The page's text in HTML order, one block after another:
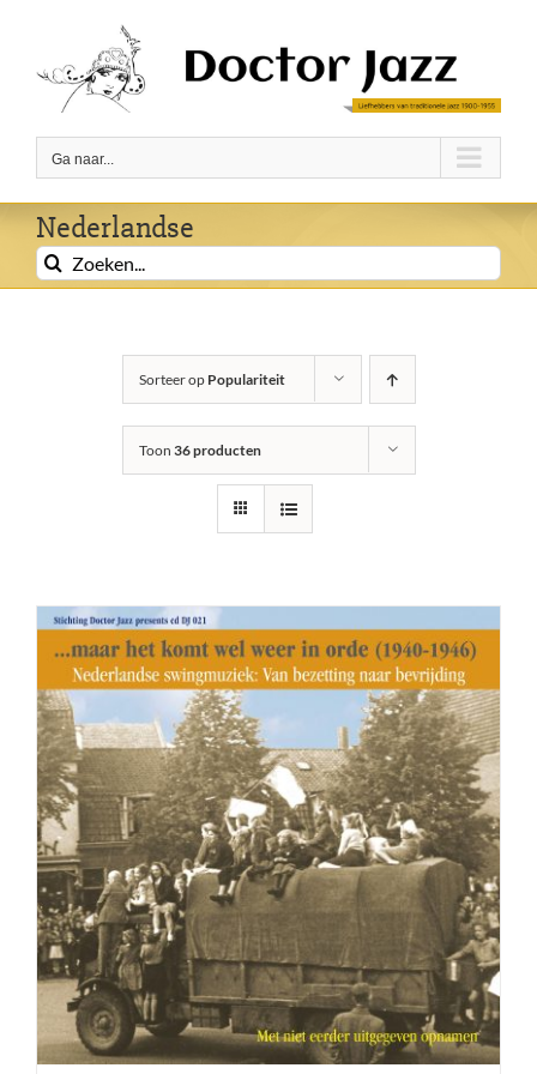
inhoud
Ga naar...
Nederlandse
Zoeken
naar:
Sorteer op Populariteit
Toon 36 producten